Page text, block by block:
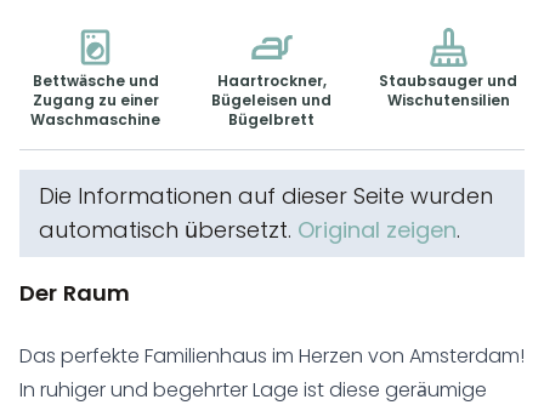
Bettwäsche und
Zugang zu einer
Waschmaschine
Haartrockner,
Bügeleisen und
Bügelbrett
Staubsauger und
Wischutensilien
Die Informationen auf dieser Seite wurden
automatisch übersetzt. Original zeigen.
Der Raum
Das perfekte Familienhaus im Herzen von Amsterdam!
In ruhiger und begehrter Lage ist diese geräumige